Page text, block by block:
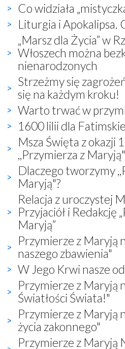
Co widziała
Liturgia i Apokalipsa.
„Marsz dla Życia” w
Włoszech można
nienarodzonych
Strzeżmy się
się na każdym kroku!
Warto trwać w
1600 lilii dla
Msza Święta z okazji
,,Przymierza z Maryją"
Dlaczego tworzymy
Maryją"?
Relacja z uroczystej
Przyjaciół i Redakcję
Maryją”
Przymierze z Maryją
naszego zbawienia"
W Jego Krwi nasze
Przymierze z Maryją
Światłości Świata!"
Przymierze z Maryją
życia zakonnego"
Przymierze z Maryją